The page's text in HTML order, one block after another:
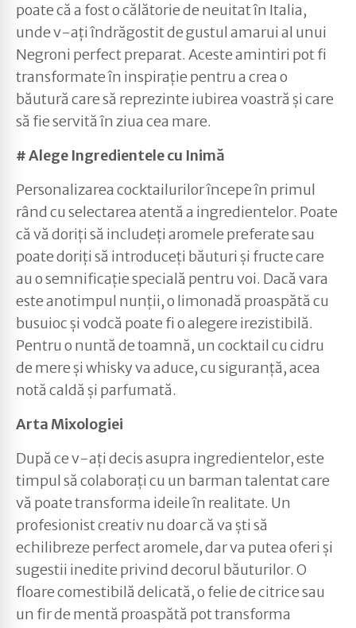
poate că a fost o călătorie de neuitat în Italia,
unde v-ați îndrăgostit de gustul amarui al unui
Negroni perfect preparat. Aceste amintiri pot fi
transformate în inspirație pentru a crea o
băutură care să reprezinte iubirea voastră și care
să fie servită în ziua cea mare.
# Alege Ingredientele cu Inimă
Personalizarea cocktailurilor începe în primul
rând cu selectarea atentă a ingredientelor. Poate
că vă doriți să includeți aromele preferate sau
poate doriți să introduceți băuturi și fructe care
au o semnificație specială pentru voi. Dacă vara
este anotimpul nunții, o limonadă proaspătă cu
busuioc și vodcă poate fi o alegere irezistibilă.
Pentru o nuntă de toamnă, un cocktail cu cidru
de mere și whisky va aduce, cu siguranță, acea
notă caldă și parfumată.
Arta Mixologiei
După ce v-ați decis asupra ingredientelor, este
timpul să colaborați cu un barman talentat care
vă poate transforma ideile în realitate. Un
profesionist creativ nu doar că va ști să
echilibreze perfect aromele, dar va putea oferi și
sugestii inedite privind decorul băuturilor. O
floare comestibilă delicată, o felie de citrice sau
un fir de mentă proaspătă pot transforma